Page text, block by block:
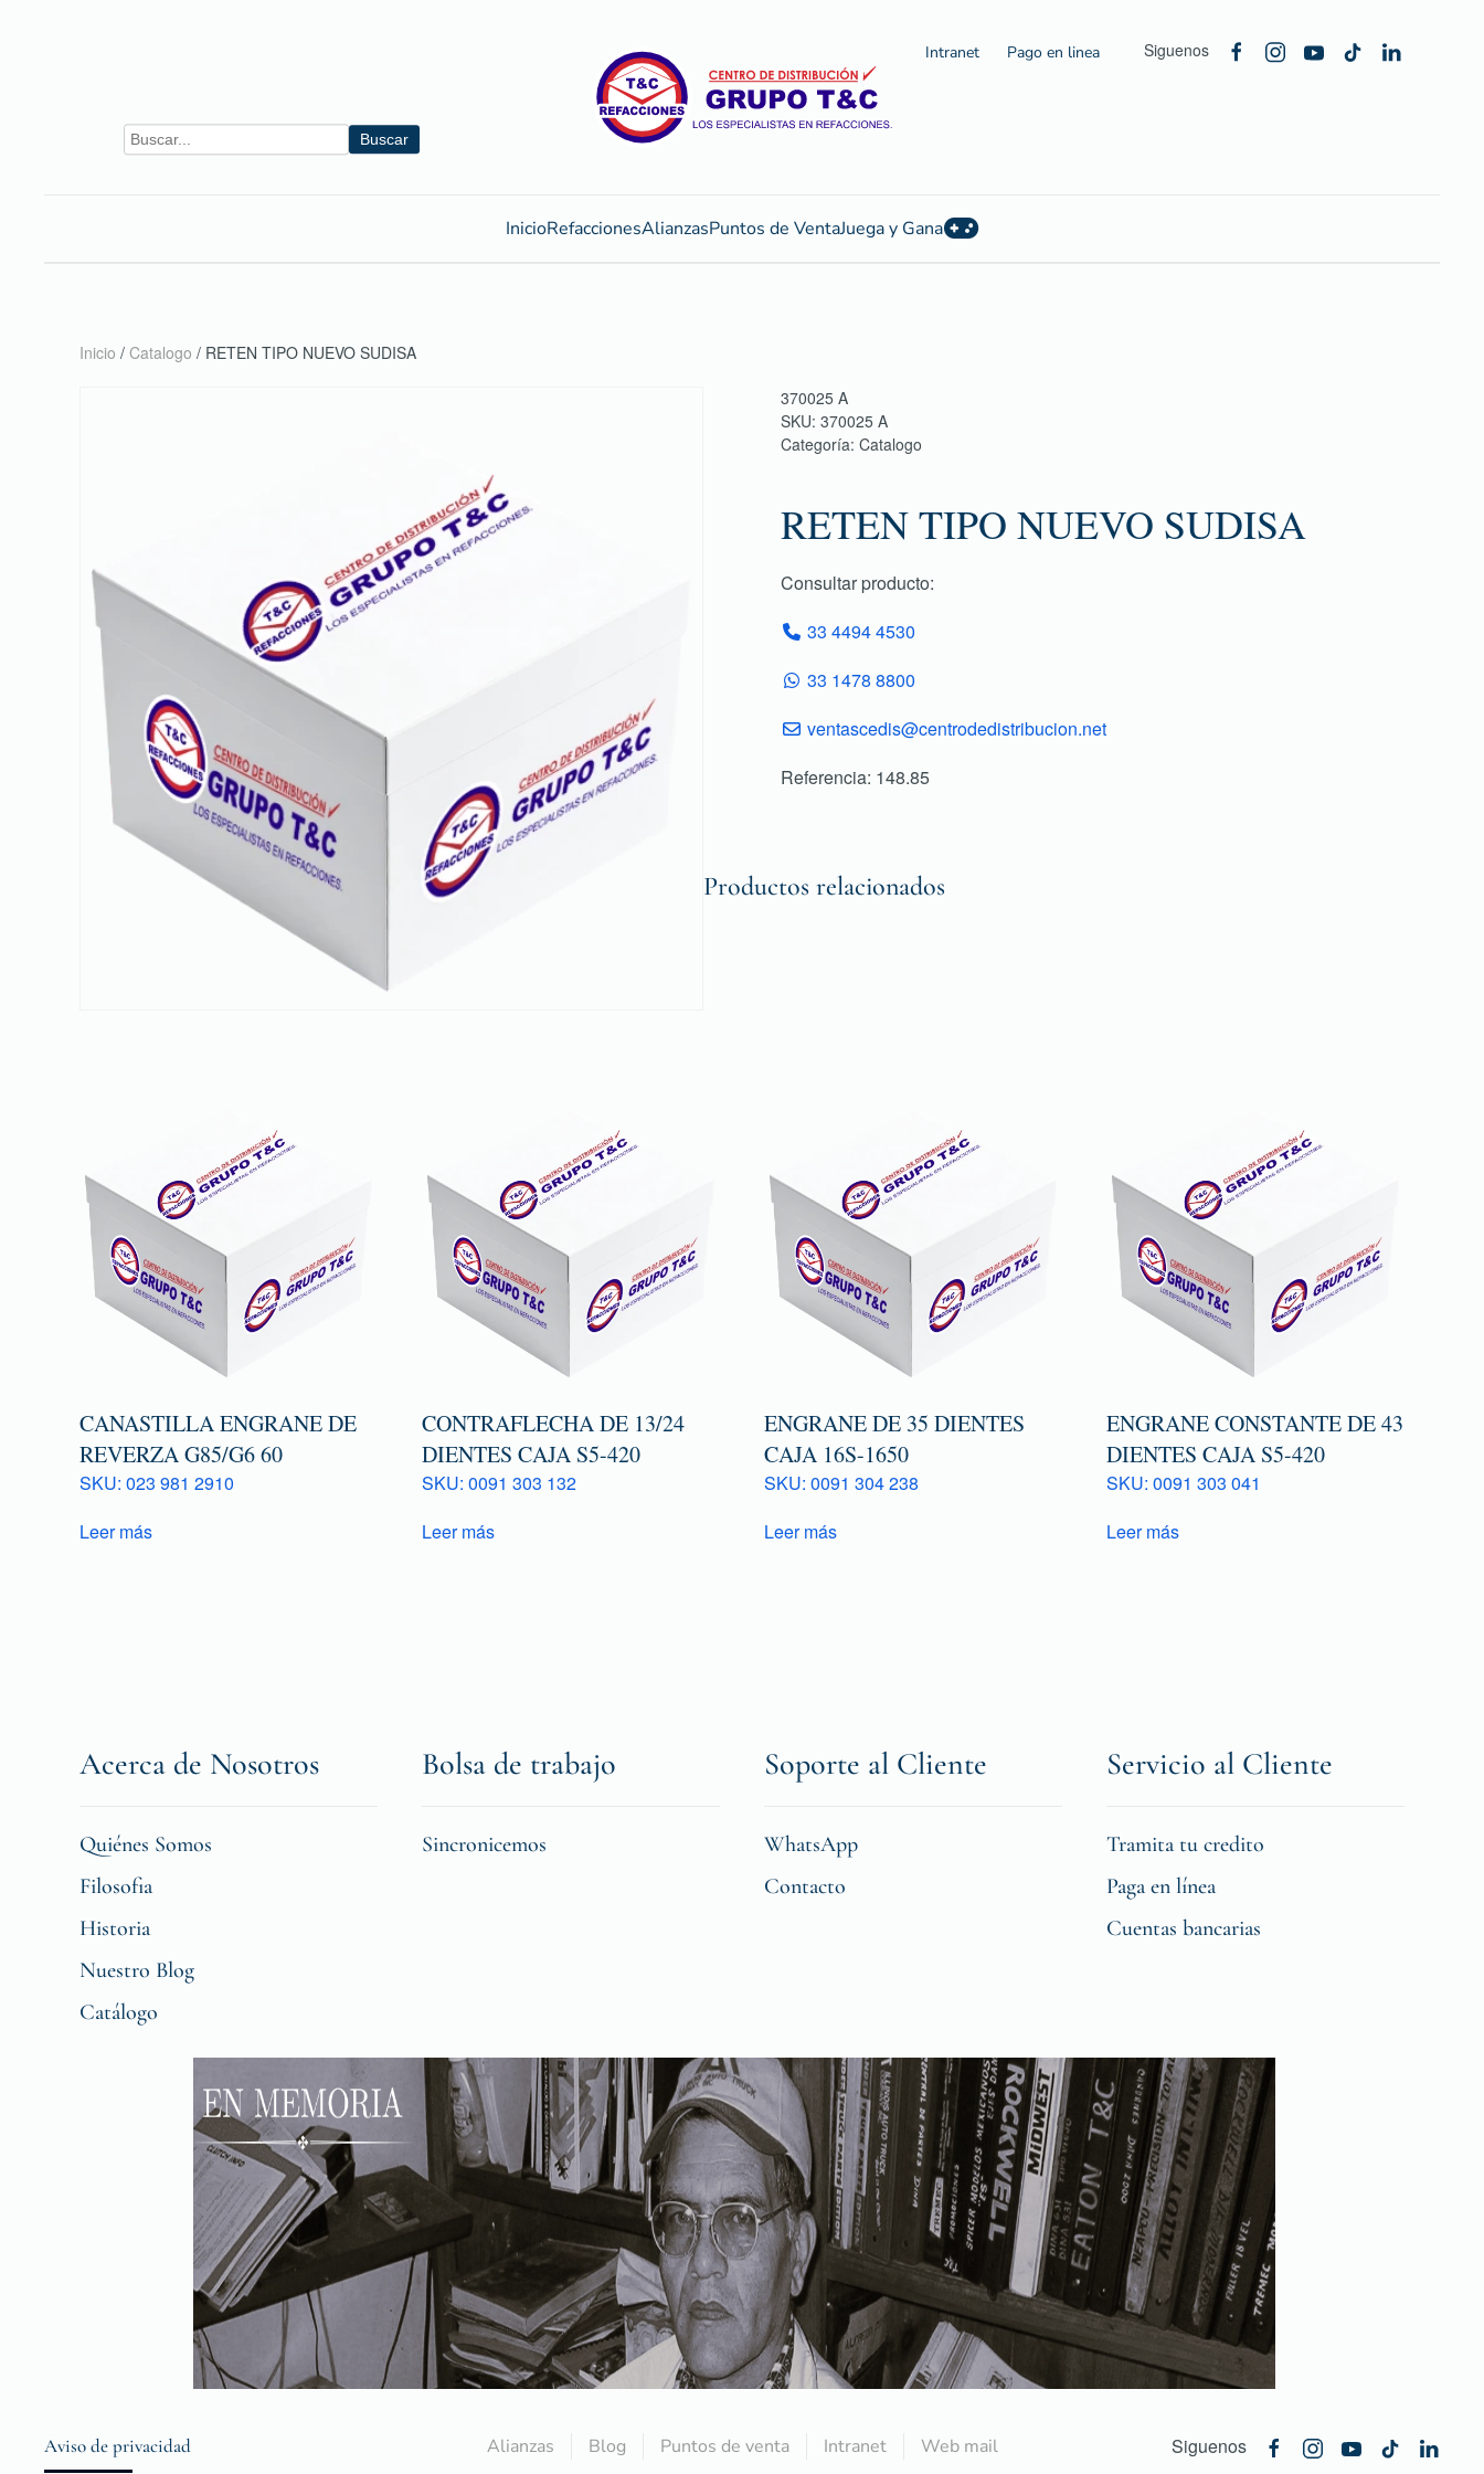
Buscar
Intranet Pago en linea Siguenos
InicioRefaccionesAlianzasPuntos de VentaJuega y Gana
Inicio / Catalogo / RETEN TIPO NUEVO SUDISA
370025 A
SKU: 370025 A
Categoría: Catalogo
RETEN TIPO NUEVO SUDISA
Consultar producto:
33 4494 4530
33 1478 8800
ventascedis@centrodedistribucion.net
Referencia: 148.85
Productos relacionados
CANASTILLA ENGRANE DE
REVERZA G85/G6 60
SKU: 023 981 2910
Leer más
CONTRAFLECHA DE 13/24
DIENTES CAJA S5-420
SKU: 0091 303 132
Leer más
ENGRANE DE 35 DIENTES
CAJA 16S-1650
SKU: 0091 304 238
Leer más
ENGRANE CONSTANTE DE 43
DIENTES CAJA S5-420
SKU: 0091 303 041
Leer más
Acerca de Nosotros
Quiénes Somos
Filosofia
Historia
Nuestro Blog
Catálogo
Bolsa de trabajo
Sincronicemos
Soporte al Cliente
WhatsApp
Contacto
Servicio al Cliente
Tramita tu credito
Paga en línea
Cuentas bancarias
Aviso de privacidad Alianzas Blog Puntos de venta Intranet Web mail Siguenos